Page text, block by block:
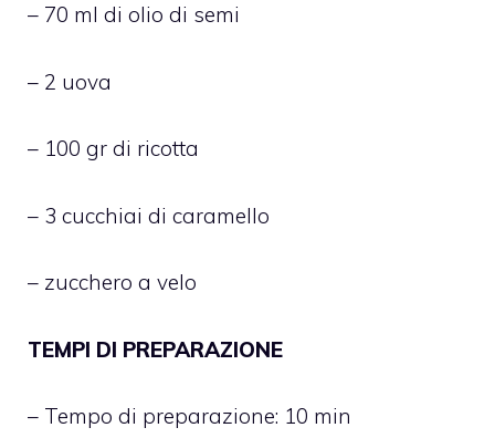
– 70 ml di olio di semi
– 2 uova
– 100 gr di ricotta
– 3 cucchiai di caramello
– zucchero a velo
TEMPI DI PREPARAZIONE
– Tempo di preparazione: 10 min